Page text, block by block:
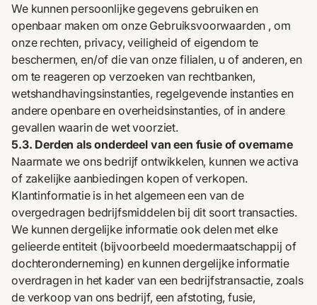
We kunnen persoonlijke gegevens gebruiken en
openbaar maken om onze Gebruiksvoorwaarden , om
onze rechten, privacy, veiligheid of eigendom te
beschermen, en/of die van onze filialen, u of anderen, en
om te reageren op verzoeken van rechtbanken,
wetshandhavingsinstanties, regelgevende instanties en
andere openbare en overheidsinstanties, of in andere
gevallen waarin de wet voorziet.
5.3. Derden als onderdeel van een fusie of overname
Naarmate we ons bedrijf ontwikkelen, kunnen we activa
of zakelijke aanbiedingen kopen of verkopen.
Klantinformatie is in het algemeen een van de
overgedragen bedrijfsmiddelen bij dit soort transacties.
We kunnen dergelijke informatie ook delen met elke
gelieerde entiteit (bijvoorbeeld moedermaatschappij of
dochteronderneming) en kunnen dergelijke informatie
overdragen in het kader van een bedrijfstransactie, zoals
de verkoop van ons bedrijf, een afstoting, fusie,